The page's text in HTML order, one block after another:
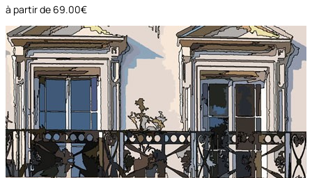
à partir de 69.00€